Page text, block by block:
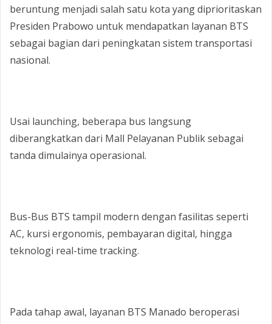
beruntung menjadi salah satu kota yang diprioritaskan
Presiden Prabowo untuk mendapatkan layanan BTS
sebagai bagian dari peningkatan sistem transportasi
nasional.
‎Usai launching, beberapa bus langsung
diberangkatkan dari Mall Pelayanan Publik sebagai
tanda dimulainya operasional.
‎Bus-Bus BTS tampil modern dengan fasilitas seperti
AC, kursi ergonomis, pembayaran digital, hingga
teknologi real-time tracking.
‎Pada tahap awal, layanan BTS Manado beroperasi